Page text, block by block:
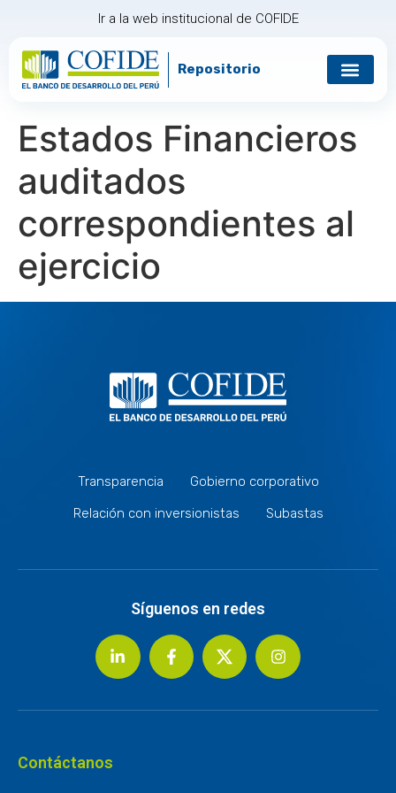
Ir a la web institucional de COFIDE
Repositorio
Estados Financieros
auditados
correspondientes al
ejercicio
Transparencia
Gobierno corporativo
Relación con inversionistas
Subastas
Síguenos en redes
Contáctanos